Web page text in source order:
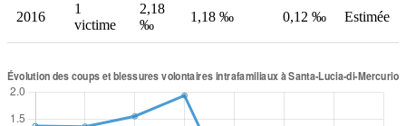
2016
1
victime
2,18
‰
1,18 ‰ 0,12 ‰ Estimée